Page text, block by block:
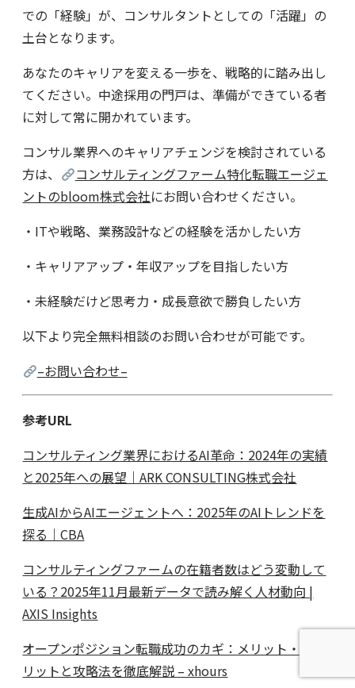
での「経験」が、コンサルタントとしての「活躍」の
土台となります。
あなたのキャリアを変える一歩を、戦略的に踏み出し
てください。中途採用の門戸は、準備ができている者
に対して常に開かれています。
コンサル業界へのキャリアチェンジを検討されている
方は、
コンサルティングファーム特化転職エージェ
ントのbloom株式会社にお問い合わせください。
・ITや戦略、業務設計などの経験を活かしたい方
・キャリアアップ・年収アップを目指したい方
・未経験だけど思考力・成長意欲で勝負したい方
以下より完全無料相談のお問い合わせが可能です。
–お問い合わせ–
参考URL
コンサルティング業界におけるAI革命：2024年の実績
と2025年への展望｜ARK CONSULTING株式会社
生成AIからAIエージェントへ：2025年のAIトレンドを
探る｜CBA
コンサルティングファームの在籍者数はどう変動して
いる？2025年11月最新データで読み解く人材動向 |
AXIS Insights
オープンポジション転職成功のカギ：メリット・デメ
リットと攻略法を徹底解説 – xhours